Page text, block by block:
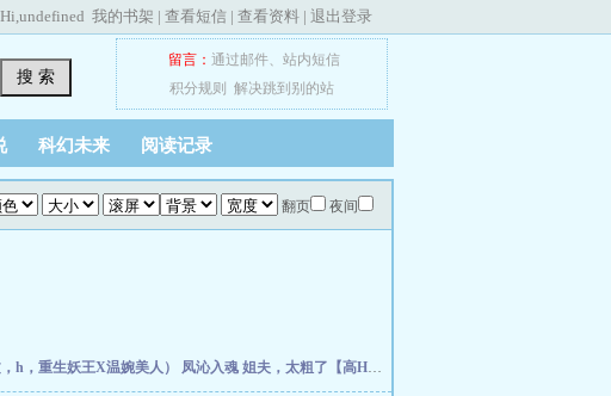
Hi,undefined 我的书架 | 查看短信 | 查看资料 | 退出登录
搜 索
留言： 通过邮件、 站内短信
积分规则
解决跳到别的站
科幻未来 阅读记录
翻页 夜间
h，重生妖王X温婉美人） 凤沁入魂 姐夫，太粗了【高H】